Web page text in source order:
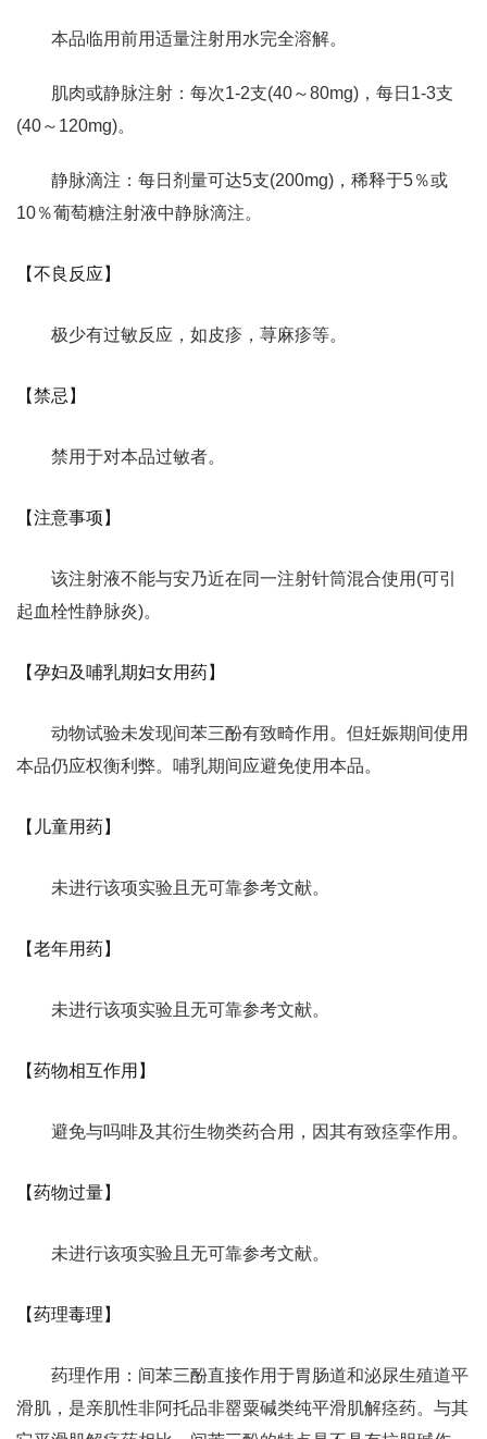
本品临用前用适量注射用水完全溶解。
肌肉或静脉注射：每次1-2支(40～80mg)，每日1-3支
(40～120mg)。
静脉滴注：每日剂量可达5支(200mg)，稀释于5％或
10％葡萄糖注射液中静脉滴注。
【不良反应】
极少有过敏反应，如皮疹，荨麻疹等。
【禁忌】
禁用于对本品过敏者。
【注意事项】
该注射液不能与安乃近在同一注射针筒混合使用(可引
起血栓性静脉炎)。
【孕妇及哺乳期妇女用药】
动物试验未发现间苯三酚有致畸作用。但妊娠期间使用
本品仍应权衡利弊。哺乳期间应避免使用本品。
【儿童用药】
未进行该项实验且无可靠参考文献。
【老年用药】
未进行该项实验且无可靠参考文献。
【药物相互作用】
避免与吗啡及其衍生物类药合用，因其有致痉挛作用。
【药物过量】
未进行该项实验且无可靠参考文献。
【药理毒理】
药理作用：间苯三酚直接作用于胃肠道和泌尿生殖道平
滑肌，是亲肌性非阿托品非罂粟碱类纯平滑肌解痉药。与其